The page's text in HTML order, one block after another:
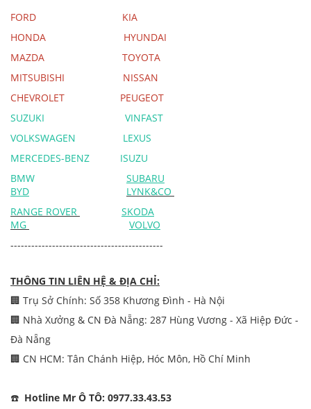
FORD
KIA
HONDA
HYUNDAI
MAZDA
TOYOTA
MITSUBISHI
NISSAN
CHEVROLET
PEUGEOT
SUZUKI
VINFAST
VOLKSWAGEN
LEXUS
MERCEDES-BENZ
ISUZU
BMW
SUBARU
BYD
LYNK&CO
RANGE ROVER
SKODA
MG
VOLVO
--------------------------------------------
THÔNG TIN LIÊN HỆ & ĐỊA CHỈ:
🏢 Trụ Sở Chính: Số 358 Khương Đình - Hà Nội
🏢 Nhà Xưởng & CN Đà Nẵng: 287 Hùng Vương - Xã Hiệp Đức -
Đà Nẵng
🏢 CN HCM: Tân Chánh Hiệp, Hóc Môn, Hồ Chí Minh
☎️ Hotline Mr Ô TÔ: 0977.33.43.53